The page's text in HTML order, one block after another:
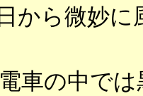
から微妙に
車の中では